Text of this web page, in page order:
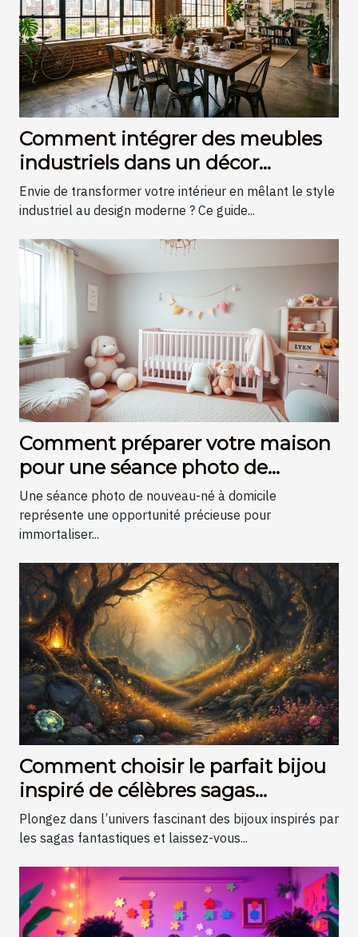
Comment intégrer des meubles
industriels dans un décor
moderne ?
Envie de transformer votre intérieur en mêlant le style
industriel au design moderne ? Ce guide...
Comment préparer votre maison
pour une séance photo de
nouveau-né?
Une séance photo de nouveau-né à domicile
représente une opportunité précieuse pour
immortaliser...
Comment choisir le parfait bijou
inspiré de célèbres sagas
fantastiques ?
Plongez dans l’univers fascinant des bijoux inspirés par
les sagas fantastiques et laissez-vous...